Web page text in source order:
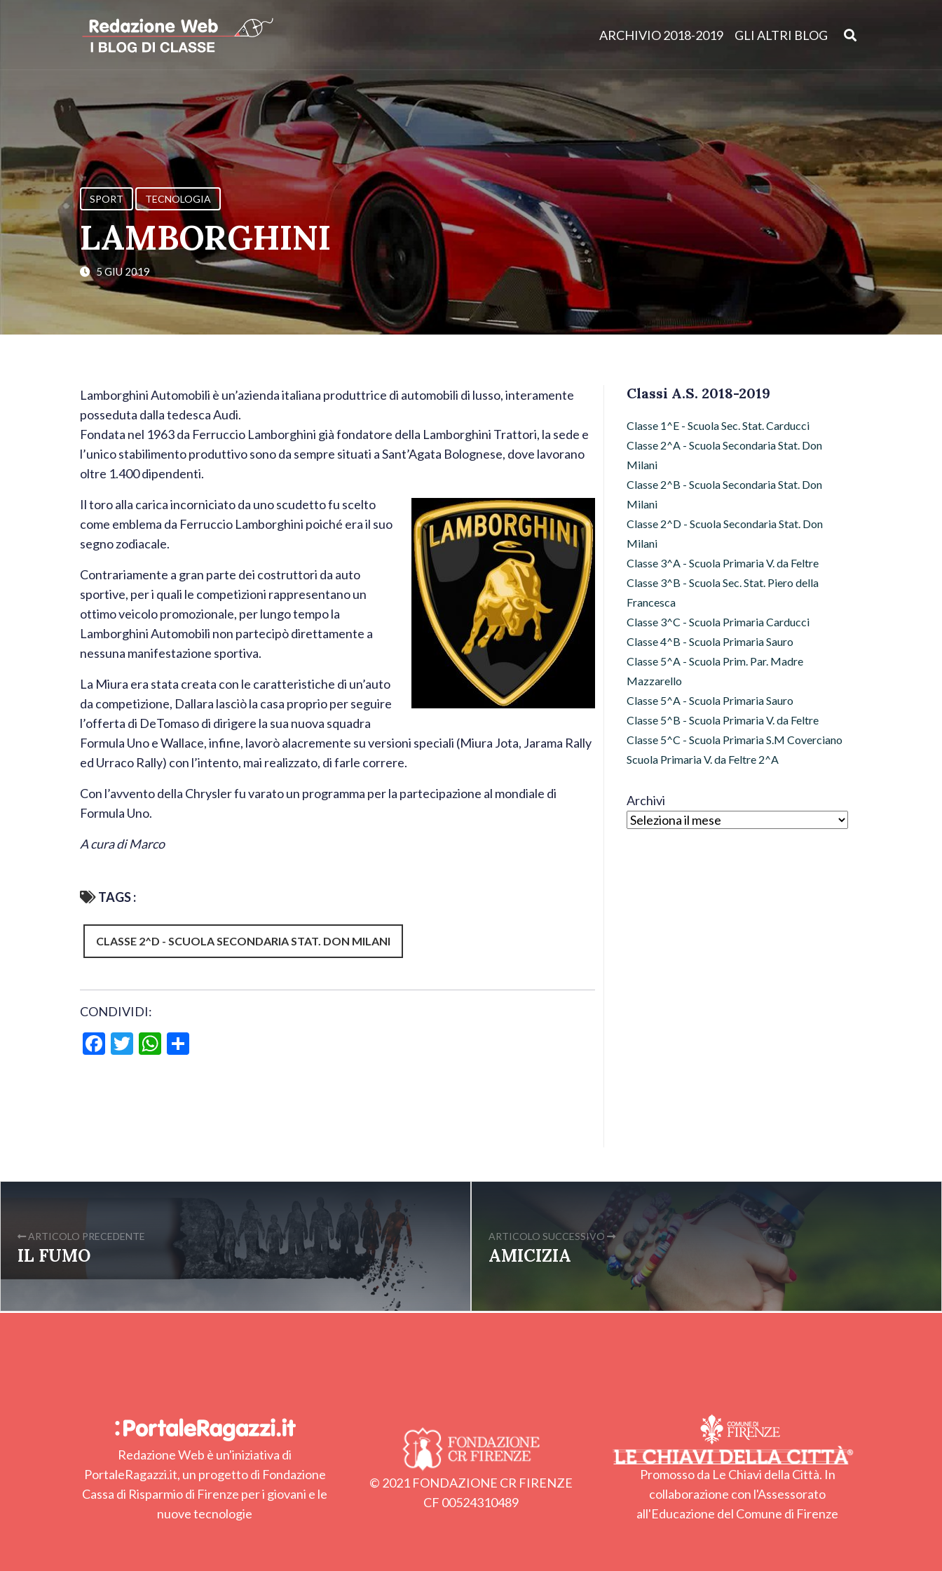
ARCHIVIO 2018-2019 GLI ALTRI BLOG
SPORT TECNOLOGIA
LAMBORGHINI
5 GIU 2019
Lamborghini Automobili è un’azienda italiana produttrice di automobili di lusso, interamente
posseduta dalla tedesca Audi.
Fondata nel 1963 da Ferruccio Lamborghini già fondatore della Lamborghini Trattori, la sede e
l’unico stabilimento produttivo sono da sempre situati a Sant’Agata Bolognese, dove lavorano
oltre 1.400 dipendenti.
Il toro alla carica incorniciato da uno scudetto fu scelto
come emblema da Ferruccio Lamborghini poiché era il suo
segno zodiacale.
Contrariamente a gran parte dei costruttori da auto
sportive, per i quali le competizioni rappresentano un
ottimo veicolo promozionale, per lungo tempo la
Lamborghini Automobili non partecipò direttamente a
nessuna manifestazione sportiva.
La Miura era stata creata con le caratteristiche di un’auto
da competizione, Dallara lasciò la casa proprio per seguire
l’offerta di DeTomaso di dirigere la sua nuova squadra
Formula Uno e Wallace, infine, lavorò alacremente su versioni speciali (Miura Jota, Jarama Rally
ed Urraco Rally) con l’intento, mai realizzato, di farle correre.
Con l’avvento della Chrysler fu varato un programma per la partecipazione al mondiale di
Formula Uno.
A cura di Marco
TAGS :
CLASSE 2^D - SCUOLA SECONDARIA STAT. DON MILANI
CONDIVIDI:
Facebook
TwitterWhatsApp
Classi A.S. 2018-2019
Classe 1^E - Scuola Sec. Stat. Carducci
Classe 2^A - Scuola Secondaria Stat. Don
Milani
Classe 2^B - Scuola Secondaria Stat. Don
Milani
Classe 2^D - Scuola Secondaria Stat. Don
Milani
Classe 3^A - Scuola Primaria V. da Feltre
Classe 3^B - Scuola Sec. Stat. Piero della
Francesca
Classe 3^C - Scuola Primaria Carducci
Classe 4^B - Scuola Primaria Sauro
Classe 5^A - Scuola Prim. Par. Madre
Mazzarello
Classe 5^A - Scuola Primaria Sauro
Classe 5^B - Scuola Primaria V. da Feltre
Classe 5^C - Scuola Primaria S.M Coverciano
Scuola Primaria V. da Feltre 2^A
Archivi
ARTICOLO PRECEDENTE
IL FUMO
ARTICOLO SUCCESSIVO
AMICIZIA
Redazione Web è un'iniziativa di
PortaleRagazzi.it, un progetto di Fondazione
Cassa di Risparmio di Firenze per i giovani e le
nuove tecnologie
© 2021 FONDAZIONE CR FIRENZE
CF 00524310489
Promosso da Le Chiavi della Città. In
collaborazione con l'Assessorato
all'Educazione del Comune di Firenze